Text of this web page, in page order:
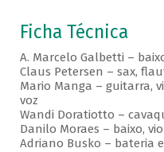
Ficha Técnica
A. Marcelo Galbetti –
Claus Petersen – sax,
Mario Manga – guitarra,
voz
Wandi Doratiotto –
Danilo Moraes – baixo,
Adriano Busko – bateria